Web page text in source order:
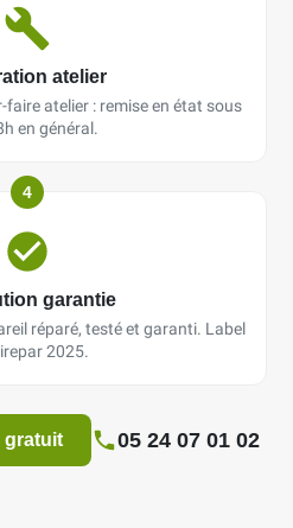
atelier
faire atelier : remise en état sous
en général.
4
garantie
réparé, testé et garanti. Label
2025.
gratuit 05 24 07 01 02